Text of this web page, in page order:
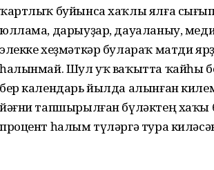
ҡартлыҡ буйынса хаҡлы ялға
юллама, дарыуҙар, дауаланыу,
элекке хеҙмәткәр булараҡ матди
һалынмай. Шул уҡ ваҡытта ҡайһы
бер календарь йылда алынған
йәғни тапшырылған бүләктең
процент һалым түләргә тура